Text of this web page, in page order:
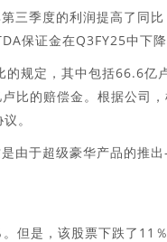
三季度的利润提高了同
保证金在Q3FY25中下
规定，其中包括66.6亿
比的赔偿金。根据公司
。
由于超级豪华产品的推
但是，该股票下跌了11